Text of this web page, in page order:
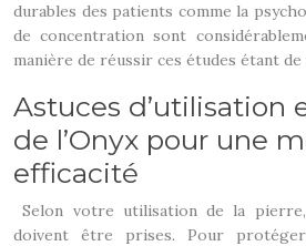
durables des patients comme la
de concentration sont
manière de réussir ces études étant
Astuces d’utilisation
de l’Onyx pour une
efficacité
Selon votre utilisation de la
doivent être prises. Pour